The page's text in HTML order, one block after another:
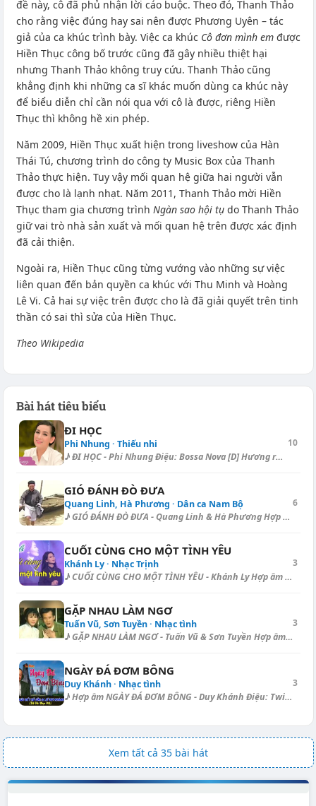
đề này, cô đã phủ nhận lời cáo buộc. Theo đó, Thanh Thảo
cho rằng việc đúng hay sai nên được Phương Uyên – tác
giả của ca khúc trình bày. Việc ca khúc Cô đơn mình emđược
Hiền Thục công bố trước cũng đã gây nhiều thiệt hại
nhưng Thanh Thảo không truy cứu. Thanh Thảo cũng
khẳng định khi những ca sĩ khác muốn dùng ca khúc này
để biểu diễn chỉ cần nói qua với cô là được, riêng Hiền
Thục thì không hề xin phép.
Năm 2009, Hiền Thục xuất hiện trong liveshow của Hàn
Thái Tú, chương trình do công ty Music Box của Thanh
Thảo thực hiện. Tuy vậy mối quan hệ giữa hai người vẫn
được cho là lạnh nhạt. Năm 2011, Thanh Thảo mời Hiền
Thục tham gia chương trình Ngàn sao hội tụdo Thanh Thảo
giữ vai trò nhà sản xuất và mối quan hệ trên được xác định
đã cải thiện.
Ngoài ra, Hiền Thục cũng từng vướng vào những sự việc
liên quan đến bản quyền ca khúc với Thu Minh và Hoàng
Lê Vi. Cả hai sự việc trên được cho là đã giải quyết trên tinh
thần có sai thì sửa của Hiền Thục.
Theo Wikipedia
Bài hát tiêu biểu
ĐI HỌC
Phi Nhung · Thiếu nhi
♪ ĐI HỌC - Phi Nhung Điệu: Bossa Nova [D] Hương rừng thơm đồi vắng, nước...
10
GIÓ ĐÁNH ĐÒ ĐƯA
Quang Linh, Hà Phương · Dân ca Nam Bộ
♪ GIÓ ĐÁNH ĐÒ ĐƯA - Quang Linh & Hà Phương Hợp âm dạo (Bolero): [F]...
6
CUỐI CÙNG CHO MỘT TÌNH YÊU
Khánh Ly · Nhạc Trịnh
♪ CUỐI CÙNG CHO MỘT TÌNH YÊU - Khánh Ly Hợp âm dạo (Boston): [G] | [E] |...
3
GẶP NHAU LÀM NGƠ
Tuấn Vũ, Sơn Tuyền · Nhạc tình
♪ GẶP NHAU LÀM NGƠ - Tuấn Vũ & Sơn Tuyền Hợp âm dạo (Bebop): [G] | [...
3
NGÀY ĐÁ ĐƠM BÔNG
Duy Khánh · Nhạc tình
♪ Hợp âm NGÀY ĐÁ ĐƠM BÔNG - Duy Khánh Điệu: Twist Buổi tối [Gm] ngủ trên...
3
Xem tất cả 35 bài hát